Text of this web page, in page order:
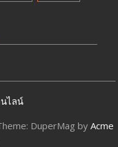
ไลน์
DuperMag by Acme